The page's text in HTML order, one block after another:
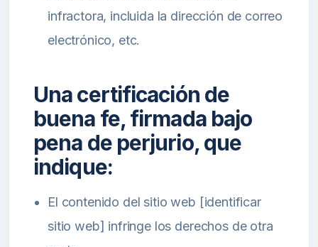
infractora, incluida la dirección de correo
electrónico, etc.
Una certificación de
buena fe, firmada bajo
pena de perjurio, que
indique:
El contenido del sitio web [identificar
sitio web] infringe los derechos de otra